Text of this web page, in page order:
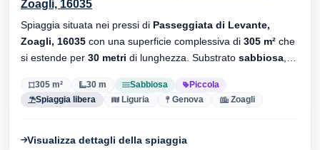
Zoagli, 16035
Spiaggia situata nei pressi di Passeggiata di Levante,
Zoagli, 16035 con una superficie complessiva di 305 m² che
si estende per 30 metri di lunghezza. Substrato sabbiosa,
senza stabilimenti balneari.
305 m² 30 m Sabbiosa
Piccola
Spiaggia libera
Liguria Genova Zoagli
Visualizza dettagli della spiaggia